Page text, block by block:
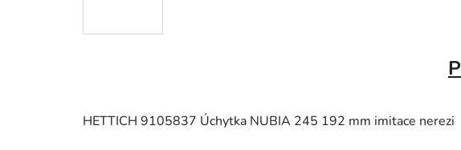
HETTICH 9105837 Úchytka NUBIA 245 192 mm imitace nerezi